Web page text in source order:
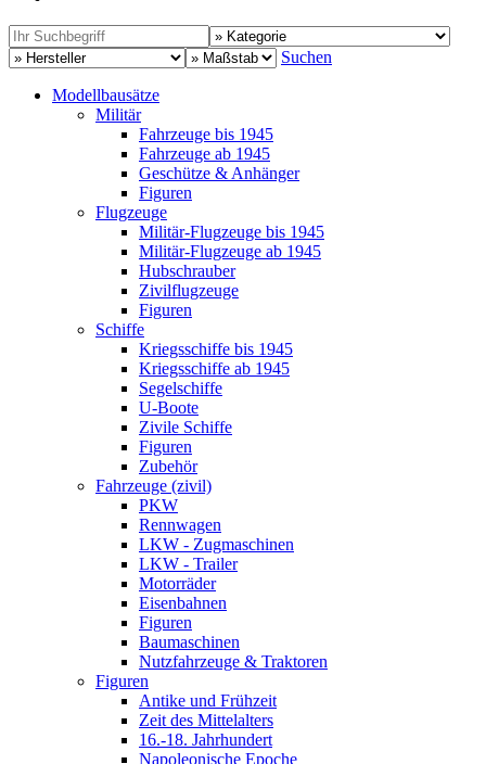
Suchen
Modellbausätze
Militär
Fahrzeuge bis 1945
Fahrzeuge ab 1945
Geschütze & Anhänger
Figuren
Flugzeuge
Militär-Flugzeuge bis 1945
Militär-Flugzeuge ab 1945
Hubschrauber
Zivilflugzeuge
Figuren
Schiffe
Kriegsschiffe bis 1945
Kriegsschiffe ab 1945
Segelschiffe
U-Boote
Zivile Schiffe
Figuren
Zubehör
Fahrzeuge (zivil)
PKW
Rennwagen
LKW - Zugmaschinen
LKW - Trailer
Motorräder
Eisenbahnen
Figuren
Baumaschinen
Nutzfahrzeuge & Traktoren
Figuren
Antike und Frühzeit
Zeit des Mittelalters
16.-18. Jahrhundert
Napoleonische Epoche